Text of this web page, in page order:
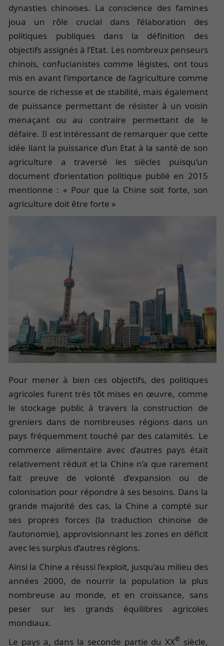
dynasties chinoises. La conscience des famines
joua un rôle crucial dans l’élaboration des
politiques publiques dans la définition des
objectifs assignés à l’Etat. Les nombreux penseurs
chinois, confucianistes comme légistes, ont tous
mis en avant l’importance de l’agriculture comme
source de richesse et de stabilité, mais également
de puissance permettant de résister à un voisin
menaçant ou au contraire permettant de le
défaire. Il est intéressant de remarquer que cette
idée liant la puissance d’un Etat à la santé de son
agriculture a traversé les siècles puisqu’un
document d’orientation politique publié en 2015
mentionne : « Pour que la Chine soit forte, son
agriculture doit être forte »
Pour mener à bien ces objectifs, des politiques
agricoles furent très tôt mises en œuvre, comme
le stockage public à travers la construction de
greniers dans de nombreuses régions dans un
pays fréquemment touché par des calamités. Le
commerce alimentaire avec d’autres pays était
relativement réduit et la Chine n’a que rarement
fait preuve de volonté d’expansion ou de
colonisation pour répondre à ses besoins. Dans la
grande majorité des cas, la Chine a compté sur
ses propres forces (la traduction chinoise de
l’autonomie), approvisionnant les zones en déficit
avec les surplus d’autres régions.
Ainsi la Chine a réussi l’exploit, jusqu’au milieu des
années 2000, de nourrir la population la plus
nombreuse au monde, et en croissance, sans
peser sur les grands équilibres agricoles
mondiaux.
Le pays a, dans la seconde partie du XXe siècle,